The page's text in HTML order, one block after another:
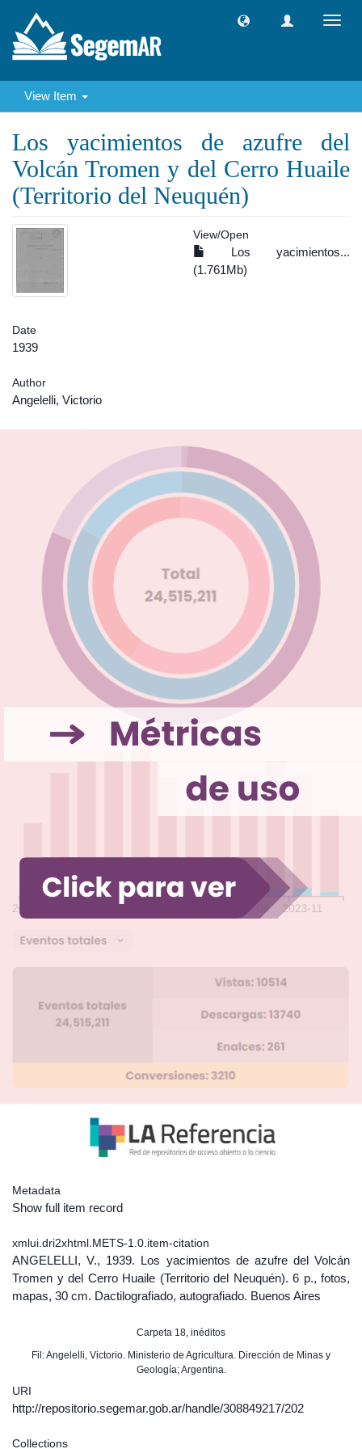
View Item
Los yacimientos de azufre del
Volcán Tromen y del Cerro Huaile
(Territorio del Neuquén)
View/Open
Los yacimientos...
(1.761Mb)
Date
1939
Author
Angelelli, Victorio
Metadata
Show full item record
xmlui.dri2xhtml.METS-1.0.item-citation
ANGELELLI, V., 1939. Los yacimientos de azufre del Volcán
Tromen y del Cerro Huaile (Territorio del Neuquén). 6 p., fotos,
mapas, 30 cm. Dactilografiado, autografiado. Buenos Aires
Carpeta 18, inéditos
Fil: Angelelli, Victorio. Ministerio de Agricultura. Dirección de Minas y
Geología; Argentina.
URI
http://repositorio.segemar.gob.ar/handle/308849217/202
Collections